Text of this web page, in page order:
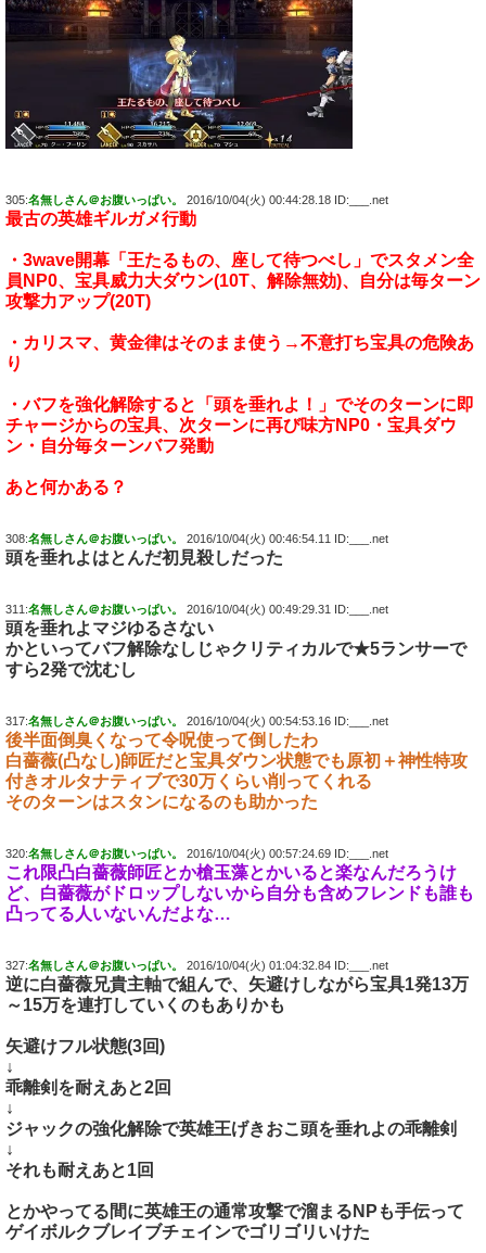
305:名無しさん＠お腹いっぱい。 2016/10/04(火) 00:44:28.18 ID:___.net
最古の英雄ギルガメ行動
・3wave開幕「王たるもの、座して待つべし」でスタメン全
員NP0、宝具威力大ダウン(10T、解除無効)、自分は毎ターン
攻撃力アップ(20T)
・カリスマ、黄金律はそのまま使う→不意打ち宝具の危険あ
り
・バフを強化解除すると「頭を垂れよ！」でそのターンに即
チャージからの宝具、次ターンに再び味方NP0・宝具ダウ
ン・自分毎ターンバフ発動
あと何かある？
308:名無しさん＠お腹いっぱい。 2016/10/04(火) 00:46:54.11 ID:___.net
頭を垂れよはとんだ初見殺しだった
311:名無しさん＠お腹いっぱい。 2016/10/04(火) 00:49:29.31 ID:___.net
頭を垂れよマジゆるさない
かといってバフ解除なしじゃクリティカルで★5ランサーで
すら2発で沈むし
317:名無しさん＠お腹いっぱい。 2016/10/04(火) 00:54:53.16 ID:___.net
後半面倒臭くなって令呪使って倒したわ
白薔薇(凸なし)師匠だと宝具ダウン状態でも原初＋神性特攻
付きオルタナティブで30万くらい削ってくれる
そのターンはスタンになるのも助かった
320:名無しさん＠お腹いっぱい。 2016/10/04(火) 00:57:24.69 ID:___.net
これ限凸白薔薇師匠とか槍玉藻とかいると楽なんだろうけ
ど、白薔薇がドロップしないから自分も含めフレンドも誰も
凸ってる人いないんだよな…
327:名無しさん＠お腹いっぱい。 2016/10/04(火) 01:04:32.84 ID:___.net
逆に白薔薇兄貴主軸で組んで、矢避けしながら宝具1発13万
～15万を連打していくのもありかも
矢避けフル状態(3回)
↓
乖離剣を耐えあと2回
↓
ジャックの強化解除で英雄王げきおこ頭を垂れよの乖離剣
↓
それも耐えあと1回
とかやってる間に英雄王の通常攻撃で溜まるNPも手伝って
ゲイボルクブレイブチェインでゴリゴリいけた